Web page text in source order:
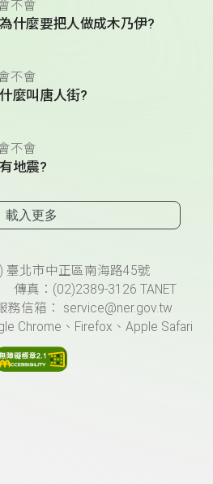
不會
什麼要把人做成木乃伊?
不會
麼叫唐人街?
不會
地震?
載入更多
臺北市中正區南海路45號
傳真：(02)2389-3126 TANET
務信箱： service@ner.gov.tw
Chrome、Firefox、Apple Safari